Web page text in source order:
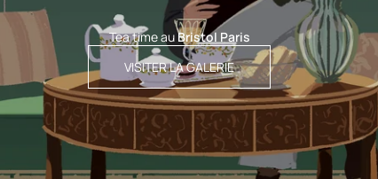
Tea time auBristol Paris
VISITER LA GALERIE